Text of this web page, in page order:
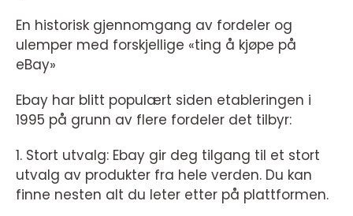
En historisk gjennomgang av fordeler og
ulemper med forskjellige «ting å kjøpe på
eBay»
Ebay har blitt populært siden etableringen i
1995 på grunn av flere fordeler det tilbyr:
1. Stort utvalg: Ebay gir deg tilgang til et stort
utvalg av produkter fra hele verden. Du kan
finne nesten alt du leter etter på plattformen.